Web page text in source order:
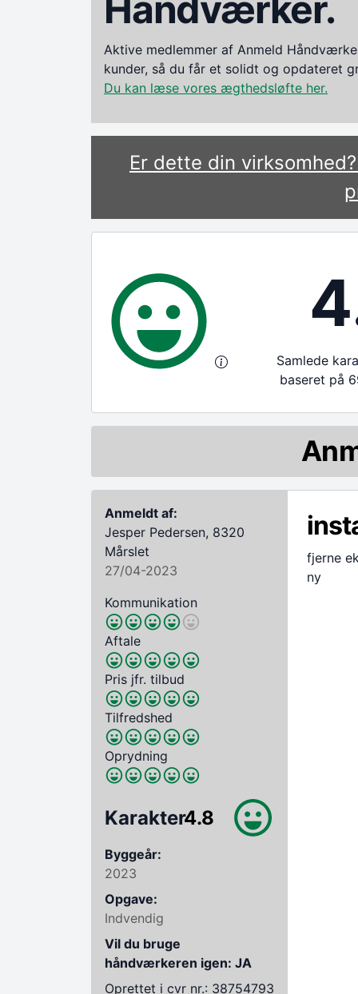
Aktive medlemmer af Anmeld
kunder, så du får et solidt og opdateret
Du kan læse vores ægthedsløfte her.
Er dette din
Samlede
baseret på
Anmeldt af:
Jesper Pedersen, 8320
Mårslet
27/04-2023
Kommunikation
Aftale
Pris jfr. tilbud
Tilfredshed
Oprydning
Karakter4.8
Byggeår:
2023
Opgave:
Indvendig
Vil du bruge
håndværkeren igen: JA
Oprettet i cvr nr.: 38754793
fjerne
ny